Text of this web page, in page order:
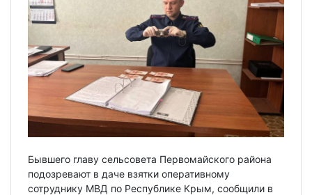
Бывшего главу сельсовета Первомайского района
подозревают в даче взятки оперативному
сотруднику МВД по Республике Крым, сообщили в